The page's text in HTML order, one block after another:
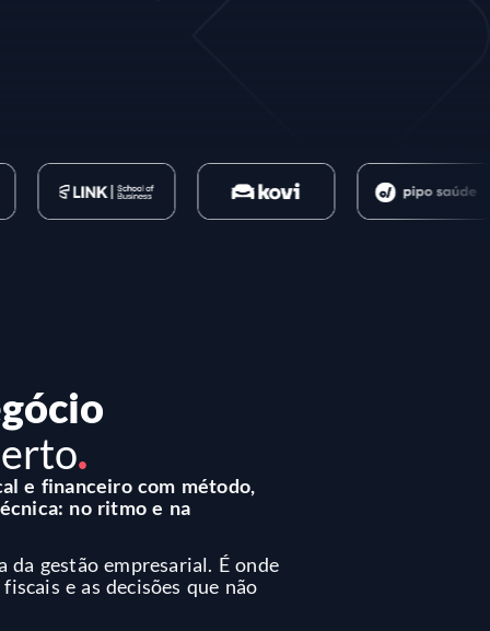
.
e financeiro com método,
no ritmo e na
gestão empresarial. É onde
e as decisões que não